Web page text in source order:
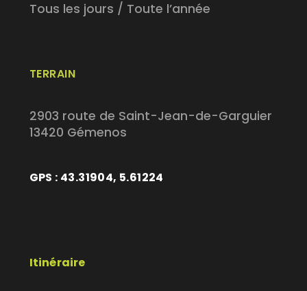
TERRAIN
2903 route de Saint-Jean-de-Garguier
13420 Gémenos
GPS : 43.31904, 5.61224
Itinéraire
Tous les jours / Toute l’année